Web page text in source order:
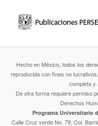
Hecho en México, todos los
reproducida con fines no
completa y
De otra forma requiere permiso
Derechos
Programa Universitario
Calle Cruz verde No. 79, Col.